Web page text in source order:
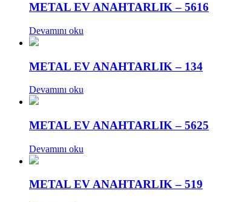
METAL EV ANAHTARLIK – 5616
Devamını oku
METAL EV ANAHTARLIK – 134
Devamını oku
METAL EV ANAHTARLIK – 5625
Devamını oku
METAL EV ANAHTARLIK – 519